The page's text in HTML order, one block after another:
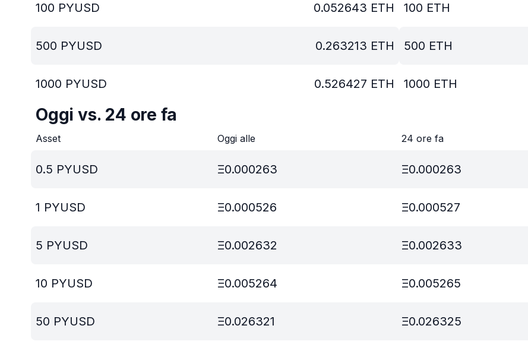
100 PYUSD 0.052643 ETH
500 PYUSD 0.263213 ETH
1000 PYUSD 0.526427 ETH
100 ETH
500 ETH
1000 ETH
Oggi vs. 24 ore fa
Asset Oggi alle 24 ore fa
0.5 PYUSD Ξ0.000263 Ξ0.000263
1 PYUSD Ξ0.000526 Ξ0.000527
5 PYUSD Ξ0.002632 Ξ0.002633
10 PYUSD Ξ0.005264 Ξ0.005265
50 PYUSD Ξ0.026321 Ξ0.026325